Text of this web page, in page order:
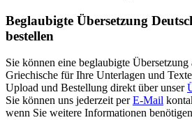
Beglaubigte Übersetzung
bestellen
Sie können eine beglaubigte
Griechische für Ihre Unterlagen und
Upload und Bestellung direkt über unser
Sie können uns jederzeit perE-Mail
wenn Sie weitere Informationen